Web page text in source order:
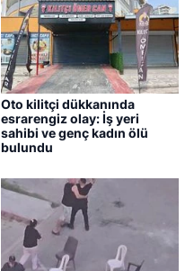
Oto kilitçi dükkanında
esrarengiz olay: İş yeri
sahibi ve genç kadın ölü
bulundu